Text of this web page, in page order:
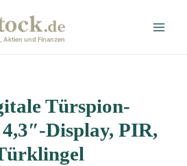
Aktien und Finanzen
Türspion-
Display, PIR,